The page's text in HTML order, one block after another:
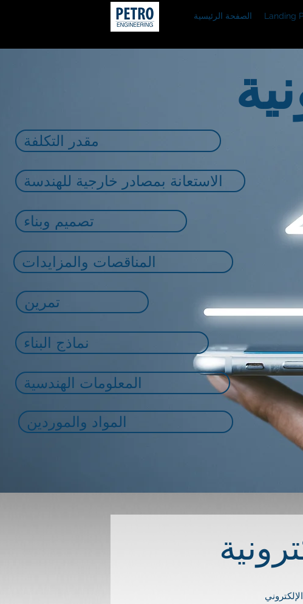
الصفحة الرئيسية Landing
مقدر التكلفة
الاستعانة بمصادر خارجية للهندسة
تصميم وبناء
المناقصات والمزايدات
المواد والموردين
نماذج البناء
المعلومات الهندسية
تمرين